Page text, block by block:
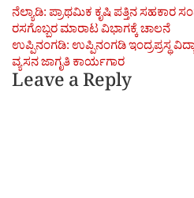
Post
navigation
ನೆಲ್ಯಾಡಿ: ಪ್ರಾಥಮಿಕ ಕೃಷಿ ಪತ್ತಿನ ಸಹಕಾರ
ರಸಗೊಬ್ಬರ ಮಾರಾಟ ವಿಭಾಗಕ್ಕೆ ಚಾಲನೆ
ಉಪ್ಪಿನಂಗಡಿ: ಉಪ್ಪಿನಂಗಡಿ ಇಂದ್ರಪ್ರಸ್ಥ
ವ್ಯಸನ ಜಾಗೃತಿ ಕಾರ್ಯಗಾರ
Leave a Reply